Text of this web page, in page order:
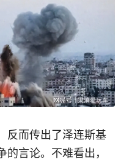
反而传出了泽连斯基
言论。不难看出，